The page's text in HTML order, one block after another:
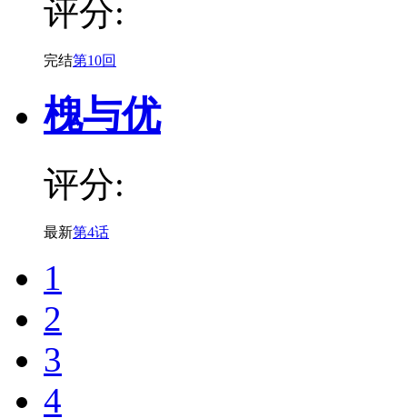
评分:
完结第10回
槐与优
评分:
最新第4话
1
2
3
4